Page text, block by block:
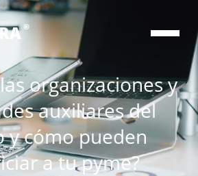
®
organizaciones y
auxiliares del
y cómo pueden
a tu pyme?